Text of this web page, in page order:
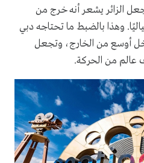
الزائر يشعر أنه خرج من
وهذا بالضبط ما تحتاجه دبي
أوسع من الخارج، وتجعل
عالم من الحركة.